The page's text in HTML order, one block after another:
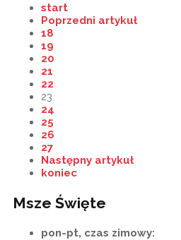
start
Poprzedni artykuł
18
19
20
21
22
23
24
25
26
27
Następny artykuł
koniec
Msze Święte
pon-pt, czas zimowy: